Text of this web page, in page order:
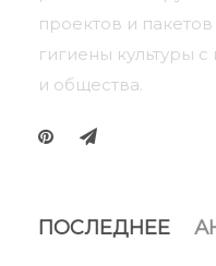
проектов и
гигиены культуры
и общества.
ПОСЛЕДНЕЕ